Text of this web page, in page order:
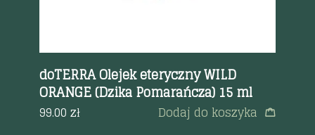
doTERRA Olejek eteryczny WILD
ORANGE (Dzika Pomarańcza) 15 ml
99.00zł Dodaj do koszyka